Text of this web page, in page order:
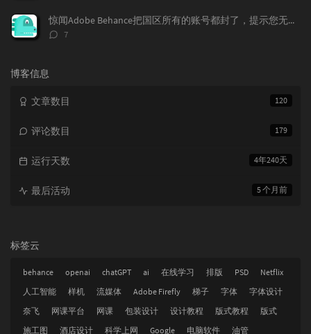
数：
惊闻Adobe Behance把国区所有的账号都封了，提示您无权访问本产品，下面我来告诉大家如何做，找回你的作品！找回behance账号，恢复behance老账号数据。
评
7
博客信息
120
文章数目
179
评论数目
4年240天
运行天数
5 个月前
最后活动
标签云
behance openai chatGPT ai 在线学习 排版 PSD
Netflix
人工智能
样机 流媒体 Adobe Firefly 梯子 字体
字体设计
奈飞
网课平台 网课 包装设计 设计教程 版式教程
版式
施工图
酒店设计 科学上网 Google 电脑软件 油管